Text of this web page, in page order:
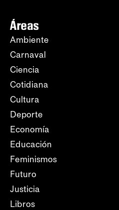
Áreas
Ambiente
Carnaval
Ciencia
Cotidiana
Cultura
Deporte
Economía
Educación
Feminismos
Futuro
Justicia
Libros